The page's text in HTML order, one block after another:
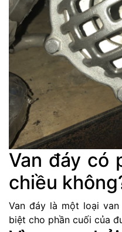
Van đáy có
chiều
Van đáy là một loại
biệt cho phần cuối của